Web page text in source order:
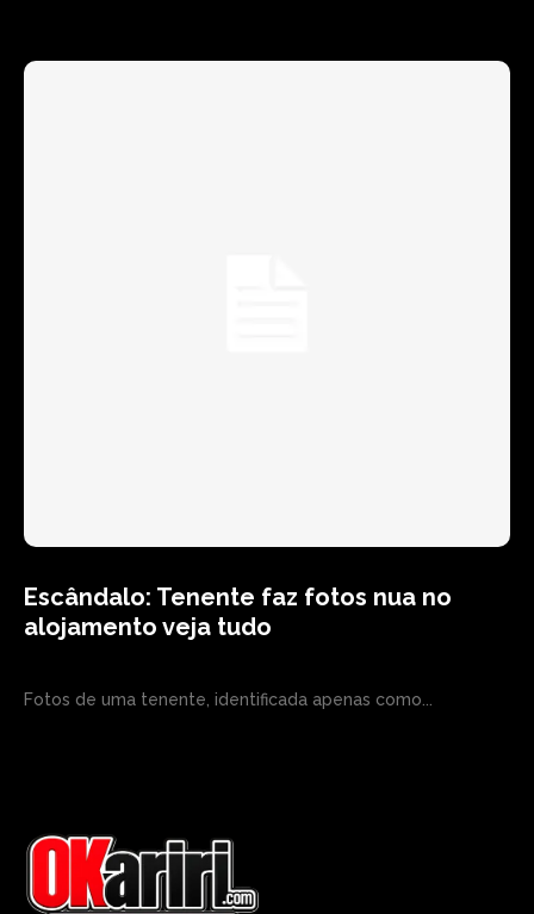
Escândalo: Tenente faz fotos nua no
alojamento veja tudo
Fotos de uma tenente, identificada apenas como...